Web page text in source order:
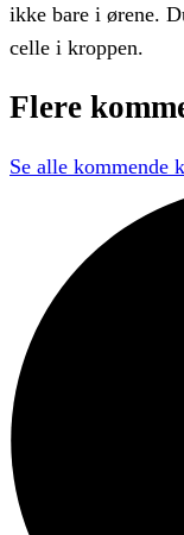
ikke bare i ørene.
celle i kroppen.
Flere
Se alle kommende